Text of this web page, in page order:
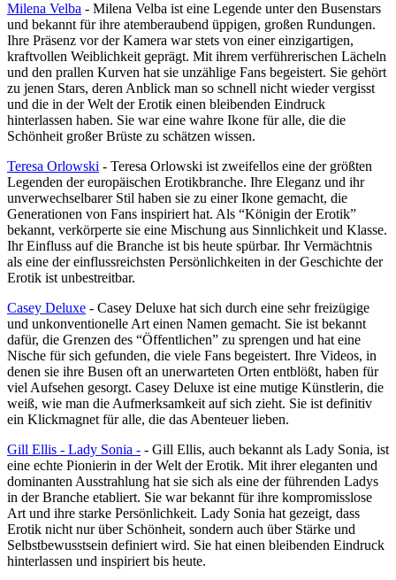
Milena Velba - Milena Velba ist eine Legende unter den Busenstars
und bekannt für ihre atemberaubend üppigen, großen Rundungen.
Ihre Präsenz vor der Kamera war stets von einer einzigartigen,
kraftvollen Weiblichkeit geprägt. Mit ihrem verführerischen Lächeln
und den prallen Kurven hat sie unzählige Fans begeistert. Sie gehört
zu jenen Stars, deren Anblick man so schnell nicht wieder vergisst
und die in der Welt der Erotik einen bleibenden Eindruck
hinterlassen haben. Sie war eine wahre Ikone für alle, die die
Schönheit großer Brüste zu schätzen wissen.
Teresa Orlowski - Teresa Orlowski ist zweifellos eine der größten
Legenden der europäischen Erotikbranche. Ihre Eleganz und ihr
unverwechselbarer Stil haben sie zu einer Ikone gemacht, die
Generationen von Fans inspiriert hat. Als “Königin der Erotik”
bekannt, verkörperte sie eine Mischung aus Sinnlichkeit und Klasse.
Ihr Einfluss auf die Branche ist bis heute spürbar. Ihr Vermächtnis
als eine der einflussreichsten Persönlichkeiten in der Geschichte der
Erotik ist unbestreitbar.
Casey Deluxe - Casey Deluxe hat sich durch eine sehr freizügige
und unkonventionelle Art einen Namen gemacht. Sie ist bekannt
dafür, die Grenzen des “Öffentlichen” zu sprengen und hat eine
Nische für sich gefunden, die viele Fans begeistert. Ihre Videos, in
denen sie ihre Busen oft an unerwarteten Orten entblößt, haben für
viel Aufsehen gesorgt. Casey Deluxe ist eine mutige Künstlerin, die
weiß, wie man die Aufmerksamkeit auf sich zieht. Sie ist definitiv
ein Klickmagnet für alle, die das Abenteuer lieben.
Gill Ellis - Lady Sonia - - Gill Ellis, auch bekannt als Lady Sonia, ist
eine echte Pionierin in der Welt der Erotik. Mit ihrer eleganten und
dominanten Ausstrahlung hat sie sich als eine der führenden Ladys
in der Branche etabliert. Sie war bekannt für ihre kompromisslose
Art und ihre starke Persönlichkeit. Lady Sonia hat gezeigt, dass
Erotik nicht nur über Schönheit, sondern auch über Stärke und
Selbstbewusstsein definiert wird. Sie hat einen bleibenden Eindruck
hinterlassen und inspiriert bis heute.